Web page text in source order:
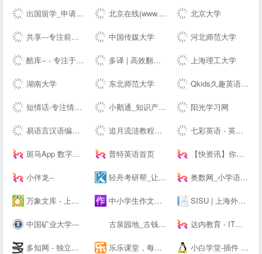
出国留学_申请留学指导_专业的留学咨询中介-启德教育 北京在线(www.bjol.com.cn) - 东方在线-北京城市网-北京之窗-北京城市--,www.bjol.com.cn 北京大学
共享---专注前端行业精选-分享最具有价值的内容-鹏仔先生的-- 中国传媒大学 河北师范大学
酷库-- - 专注于资源分享的blog 多译 | 高效翻译必备工具 - 免费文档在线翻译 百度 谷歌 有道 翻译 上海理工大学
湖南大学 东北师范大学 Qkids久趣英语-少儿英语-全英文授课
短情话-专注情感语录精选 小鹅通_知识产品与用户服务的私域运营工具 阳光学习网
易语言汉语编程官方站 追月流涟教程网 - 最优秀的QQ技术网 - 技术资源网 - 分享技术教程QQ资源网 七彩英语 - 英文电子书下载站 PDF|TXT格式英文原版原著下载
斑马App 数字内容 普特英语首页 【快资讯】你的专属资讯平台
小伴龙-- 轻舟考研帮_让考研简单不孤单！_考研网（kaoyan.com） 奥数网_小学语数英、家庭教育专业网站
万象文库 - 上传文档分享的网站 中小学生作文网_中考高考满分作文_初中作文_高中优秀作文大全 SISU | 上海外国语大学
中国矿业大学--- 古泉园地_古钱币_机制币_金银锭_杂项 达内教育 - IT培训/UI设计/运营/影视特效培训机构
多知网 - 独立商业视角 新锐教育观察 乐乐课堂，每天进步多一点！ 小白学堂-插件 资源 Idea 破解码 激活码 idea激活码 程序员